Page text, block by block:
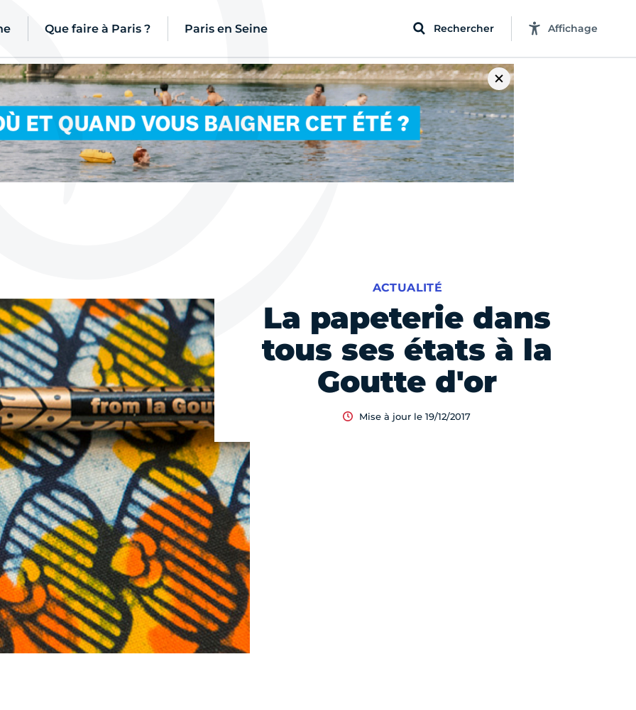
Que faire à Paris ? Paris en Seine Rechercher Affichage
La papeterie dans
tous ses états à la
Goutte d'or
ACTUALITÉ
Mise à jour le 19/12/2017